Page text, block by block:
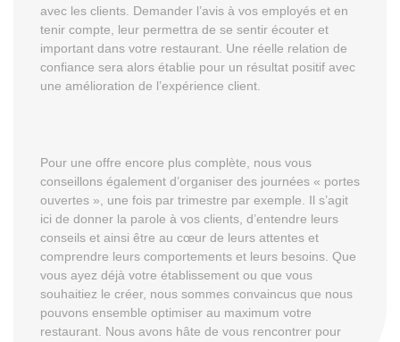
avec les clients. Demander l’avis à vos employés et en
tenir compte, leur permettra de se sentir écouter et
important dans votre restaurant. Une réelle relation de
confiance sera alors établie pour un résultat positif avec
une amélioration de l’expérience client.
Pour une offre encore plus complète, nous vous
conseillons également d’organiser des journées « portes
ouvertes », une fois par trimestre par exemple. Il s’agit
ici de donner la parole à vos clients, d’entendre leurs
conseils et ainsi être au cœur de leurs attentes et
comprendre leurs comportements et leurs besoins. Que
vous ayez déjà votre établissement ou que vous
souhaitiez le créer, nous sommes convaincus que nous
pouvons ensemble optimiser au maximum votre
restaurant. Nous avons hâte de vous rencontrer pour